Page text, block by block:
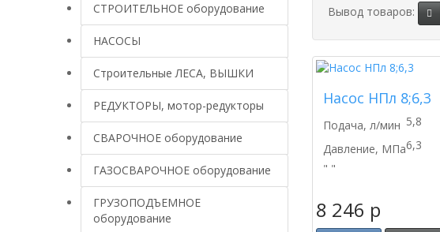
СТРОИТЕЛЬНОЕ оборудование
НАСОСЫ
Строительные ЛЕСА, ВЫШКИ
РЕДУКТОРЫ, мотор-редукторы
СВАРОЧНОЕ оборудование
ГАЗОСВАРОЧНОЕ оборудование
ГРУЗОПОДЪЕМНОЕ
оборудование
Вывод товаров:
Насос НПл 8;6,3
Подача, л/мин 5,8
Давление, МПа6,3
" "
8 246 p